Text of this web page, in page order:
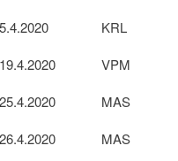
5.4.2020
KRL
19.4.2020
VPM
25.4.2020
MAS
26.4.2020
MAS